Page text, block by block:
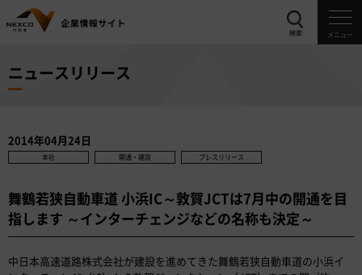
検索 メニュー
ニュースリリース
2014年04月24日
本社 開通・建設 プレスリリース
舞鶴若狭自動車道 小浜IC～敦賀JCTは7月中の開通を目
指します ～インターチェンジなどの名称も決定～
中日本高速道路株式会社が建設を進めてきた舞鶴若狭自動車道の小浜イ